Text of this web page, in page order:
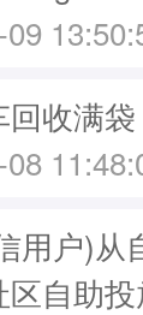
收满
用户)从
自助